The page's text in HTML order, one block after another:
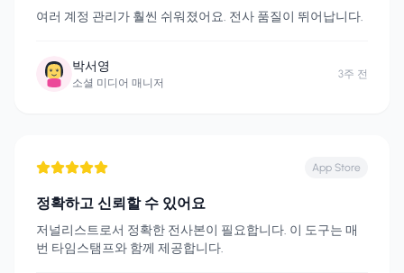
여러 계정 관리가 훨씬 쉬워졌어요. 전사 품질이 뛰어납니다.
박서영
소셜 미디어 매니저
3주 전
App Store
정확하고 신뢰할 수 있어요
저널리스트로서 정확한 전사본이 필요합니다. 이 도구는 매
번 타임스탬프와 함께 제공합니다.